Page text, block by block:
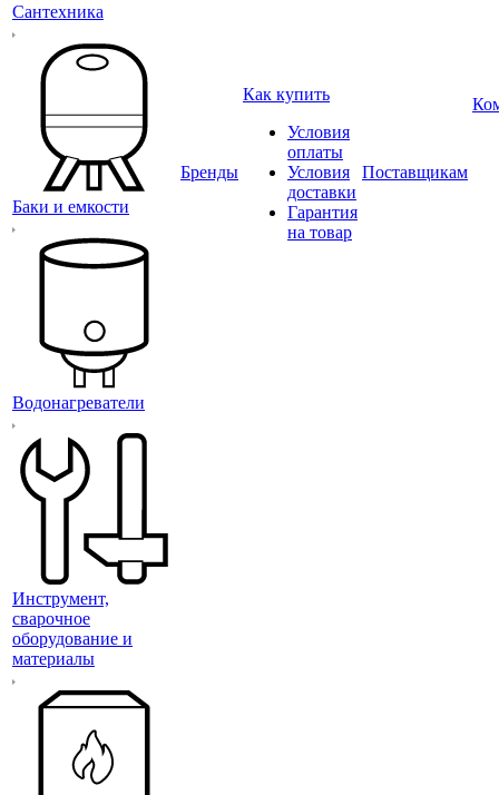
Сантехника
Баки и емкости
Водонагреватели
Инструмент,
сварочное
оборудование и
материалы
Бренды
Как купить
Условия
оплаты
Условия
доставки
Гарантия
на товар
Поставщикам